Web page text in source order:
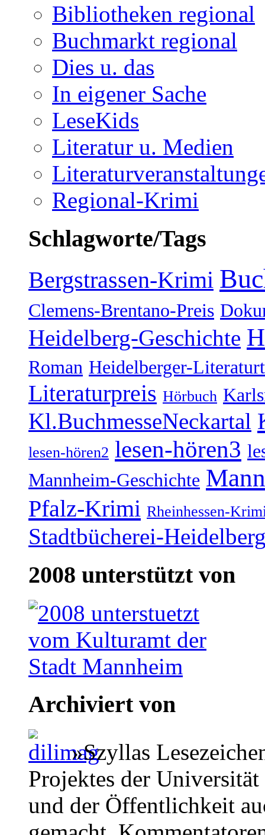
Bibliotheken regional
Buchmarkt regional
Dies u. das
In eigener Sache
LeseKids
Literatur u. Medien
Regional-Krimi
Schlagworte/Tags
Bergstrassen-Krimi
Clemens-Brentano-Preis
Heidelberg-Geschichte
Roman Heidelberger-
Literaturpreis Hörbuch
Kl.BuchmesseNeckartal
lesen-hören2 lesen-hören3
Mannheim-Geschichte
Pfalz-Krimi Rheinhessen-
Stadtbücherei-
2008 unterstützt von
Archiviert von
»Szyllas
Projektes der
und der Öffentlichkeit